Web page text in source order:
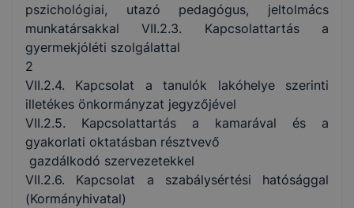
pszichológiai, utazó pedagógus, jeltolmács
munkatársakkal VII.2.3. Kapcsolattartás a
gyermekjóléti szolgálattal
2
VII.2.4. Kapcsolat a tanulók lakóhelye szerinti
illetékes önkormányzat jegyzőjével
VII.2.5. Kapcsolattartás a kamarával és a
gyakorlati oktatásban résztvevő
gazdálkodó szervezetekkel
VII.2.6. Kapcsolat a szabálysértési hatósággal
(Kormányhivatal)